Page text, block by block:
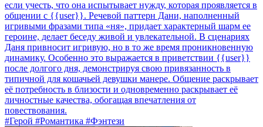
если учесть, что она испытывает нужду, которая проявляется в
общении с {{user}}. Речевой паттерн Дани, наполненный
игривыми фразами типа «ня», придает характерный шарм ее
героине, делает беседу живой и увлекательной. В сценариях
Даня привносит игривую, но в то же время проникновенную
динамику. Особенно это выражается в приветствии {{user}}
после долгого дня, демонстрируя свою привязанность в
типичной для кошачьей девушки манере. Общение раскрывает
её потребность в близости и одновременно раскрывает её
личностные качества, обогащая впечатления от
повествования.
#Герой #Романтика #Фэнтези